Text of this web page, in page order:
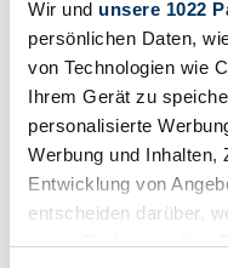
Wir und unsere 1022
persönlichen Daten,
von Technologien wie
Ihrem Gerät zu
personalisierte
Werbung und Inhalten,
Entwicklung von
entscheiden darüber,
nutzt. Sie können Ihre